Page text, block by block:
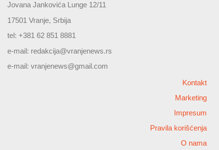
Jovana Jankovića Lunge 12/11
17501 Vranje, Srbija
tel: +381 62 851 8881
e-mail: redakcija@vranjenews.rs
e-mail: vranjenews@gmail.com
Kontakt
Marketing
Impresum
Pravila korišćenja
O nama